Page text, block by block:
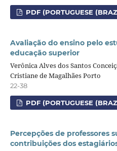
PDF (PORTUGUESE
Avaliação do ensino pelo
educação superior
Verônica Alves dos Santos
Cristiane de Magalhães Porto
22-38
PDF (PORTUGUESE
Percepções de professores
contribuições dos